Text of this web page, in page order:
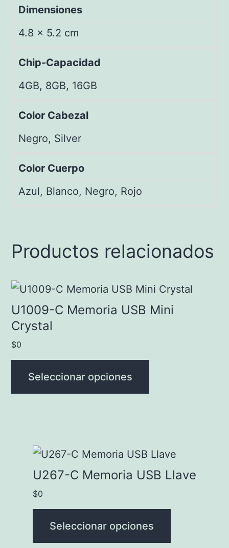
Dimensiones
4.8 × 5.2 cm
Chip-Capacidad
4GB, 8GB, 16GB
Color Cabezal
Negro, Silver
Color Cuerpo
Azul, Blanco, Negro, Rojo
Productos relacionados
U1009-C Memoria USB Mini
Crystal
$0
Seleccionar opciones
Este
producto
tiene
múltiples
variantes.
opciones
elegir
página
producto
U267-C Memoria USB Llave
$0
Seleccionar opciones
Este
producto
tiene
variantes.
Las